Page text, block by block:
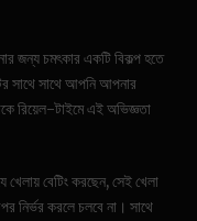
জন্য চমৎকার একটি বিকল্প হতে
সাথে সাথে আপনি আপনার
রিয়েল-টাইমে এই অভিজ্ঞতা
খেলায় বেটিং করছেন, সেই খেলা
নির্ভর করলে চলবে না। সাথে